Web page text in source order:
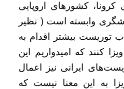
کشورهای اروپایی
وابسته است ( نظیر
توریست بیشتر اقدام به
کنند که امیدواریم این
ایرانی نیز اعمال
به این معنا نیست که